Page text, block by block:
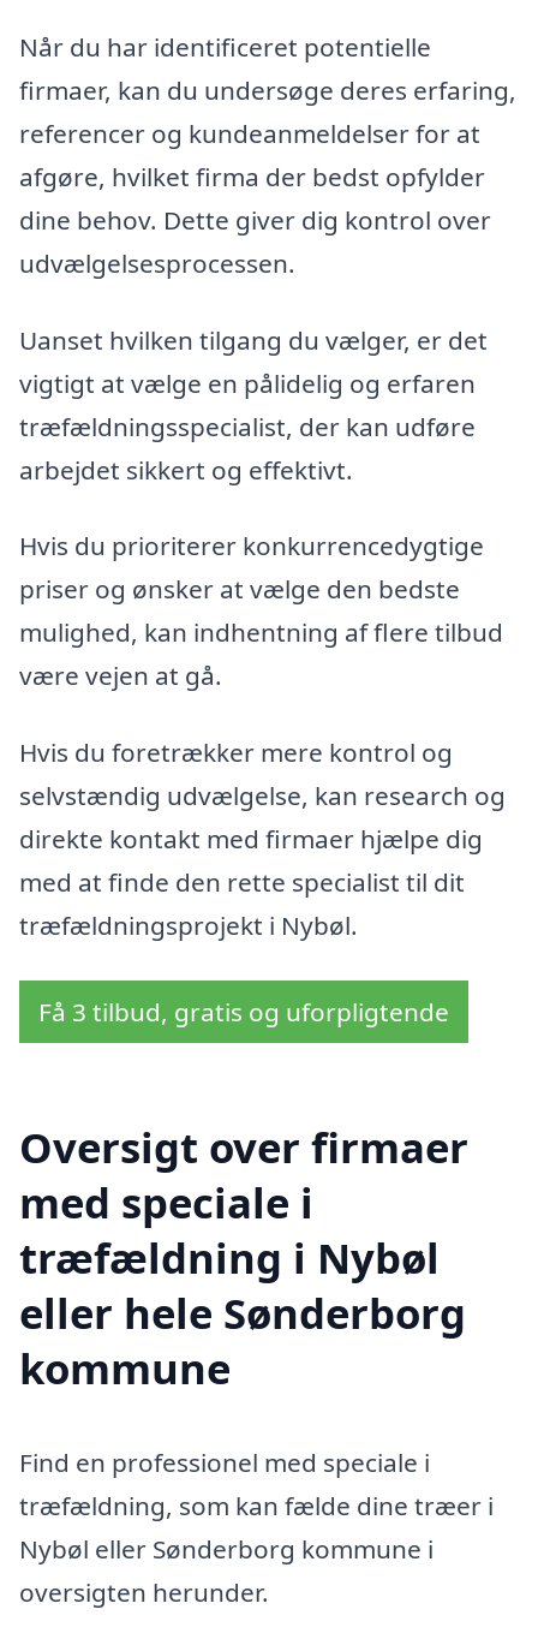
Når du har identificeret potentielle
firmaer, kan du undersøge deres erfaring,
referencer og kundeanmeldelser for at
afgøre, hvilket firma der bedst opfylder
dine behov. Dette giver dig kontrol over
udvælgelsesprocessen.
Uanset hvilken tilgang du vælger, er det
vigtigt at vælge en pålidelig og erfaren
træfældningsspecialist, der kan udføre
arbejdet sikkert og effektivt.
Hvis du prioriterer konkurrencedygtige
priser og ønsker at vælge den bedste
mulighed, kan indhentning af flere tilbud
være vejen at gå.
Hvis du foretrækker mere kontrol og
selvstændig udvælgelse, kan research og
direkte kontakt med firmaer hjælpe dig
med at finde den rette specialist til dit
træfældningsprojekt i Nybøl.
Få 3 tilbud, gratis og uforpligtende
Oversigt over firmaer
med speciale i
træfældning i Nybøl
eller hele Sønderborg
kommune
Find en professionel med speciale i
træfældning, som kan fælde dine træer i
Nybøl eller Sønderborg kommune i
oversigten herunder.